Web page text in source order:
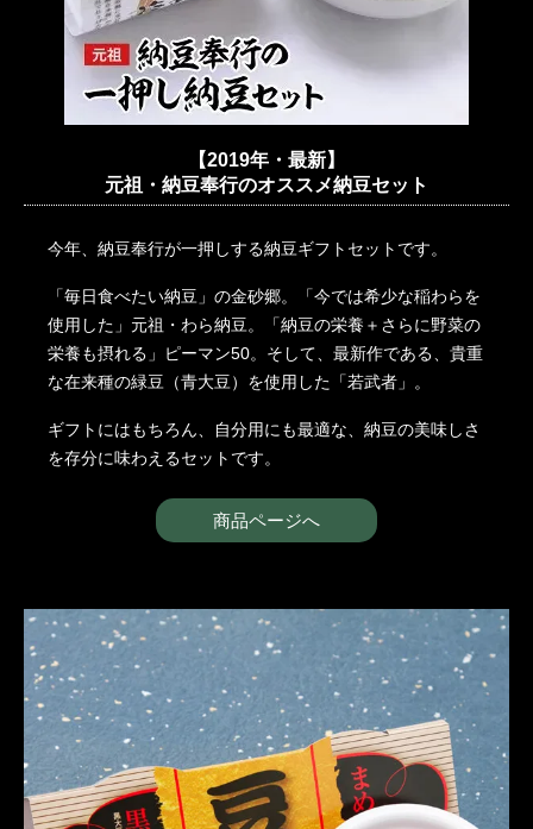
【2019年・最新】
元祖・納豆奉行のオススメ納豆セット
今年、納豆奉行が一押しする納豆ギフトセットです。
「毎日食べたい納豆」の金砂郷。「今では希少な稲わらを
使用した」元祖・わら納豆。「納豆の栄養＋さらに野菜の
栄養も摂れる」ピーマン50。そして、最新作である、貴重
な在来種の緑豆（青大豆）を使用した「若武者」。
ギフトにはもちろん、自分用にも最適な、納豆の美味しさ
を存分に味わえるセットです。
商品ページへ